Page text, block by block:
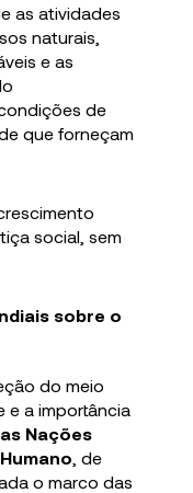
as atividades
naturais,
e as
de
que forneçam
social, sem
sobre o
do meio
e a importância
Nações
, de
o marco das